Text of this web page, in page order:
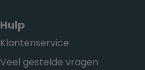
Hulp
Klantenservice
Veel gestelde vragen